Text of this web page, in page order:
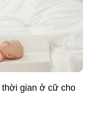
gian ở cữ cho